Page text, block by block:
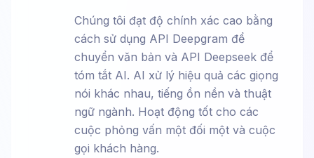
Chúng tôi đạt độ chính xác cao bằng
cách sử dụng API Deepgram để
chuyển văn bản và API Deepseek để
tóm tắt AI. AI xử lý hiệu quả các giọng
nói khác nhau, tiếng ồn nền và thuật
ngữ ngành. Hoạt động tốt cho các
cuộc phỏng vấn một đối một và cuộc
gọi khách hàng.